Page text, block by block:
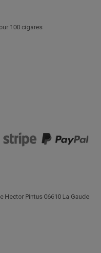
100 cigares
Hector Pintus 06610 La Gaude